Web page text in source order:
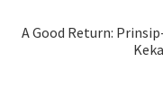
A Good Return: